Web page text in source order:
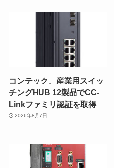
コンテック、産業用スイッ
チングHUB 12製品でCC-
Linkファミリ認証を取得
2026年8月7日